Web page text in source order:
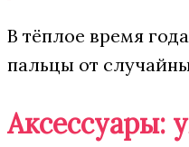
В тёплое время
пальцы от